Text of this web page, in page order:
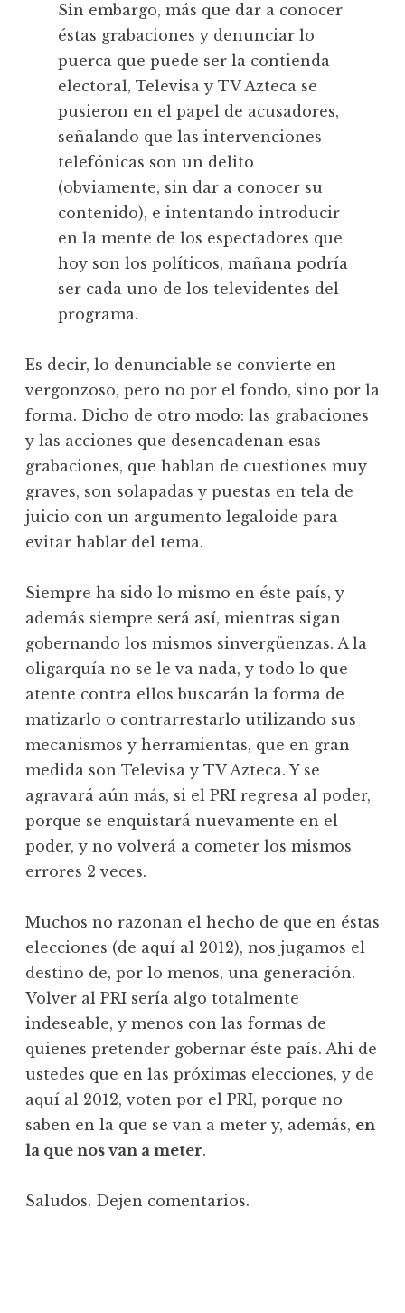
Sin embargo, más que dar a conocer
éstas grabaciones y denunciar lo
puerca que puede ser la contienda
electoral, Televisa y TV Azteca se
pusieron en el papel de acusadores,
señalando que las intervenciones
telefónicas son un delito
(obviamente, sin dar a conocer su
contenido), e intentando introducir
en la mente de los espectadores que
hoy son los políticos, mañana podría
ser cada uno de los televidentes del
programa.
Es decir, lo denunciable se convierte en
vergonzoso, pero no por el fondo, sino por la
forma. Dicho de otro modo: las grabaciones
y las acciones que desencadenan esas
grabaciones, que hablan de cuestiones muy
graves, son solapadas y puestas en tela de
juicio con un argumento legaloide para
evitar hablar del tema.
Siempre ha sido lo mismo en éste país, y
además siempre será así, mientras sigan
gobernando los mismos sinvergüenzas. A la
oligarquía no se le va nada, y todo lo que
atente contra ellos buscarán la forma de
matizarlo o contrarrestarlo utilizando sus
mecanismos y herramientas, que en gran
medida son Televisa y TV Azteca. Y se
agravará aún más, si el PRI regresa al poder,
porque se enquistará nuevamente en el
poder, y no volverá a cometer los mismos
errores 2 veces.
Muchos no razonan el hecho de que en éstas
elecciones (de aquí al 2012), nos jugamos el
destino de, por lo menos, una generación.
Volver al PRI sería algo totalmente
indeseable, y menos con las formas de
quienes pretender gobernar éste país. Ahi de
ustedes que en las próximas elecciones, y de
aquí al 2012, voten por el PRI, porque no
saben en la que se van a meter y, además, en
la que nos van a meter.
Saludos. Dejen comentarios.